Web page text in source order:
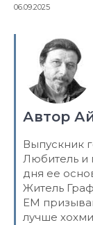
06.09.2025
Автор
Выпускник
Любитель и
дня ее
Житель
ЕМ
лучше